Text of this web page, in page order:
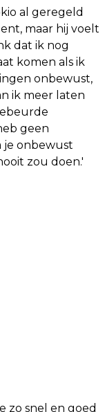
al geregeld
maar hij voelt
dat ik nog
komen als ik
onbewust,
ik meer laten
geen
je onbewust
zou doen.'
zo snel en goed